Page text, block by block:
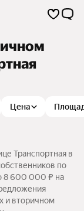
Цена
Транспортная в
по
8 600 000 ₽ на
и вторичном